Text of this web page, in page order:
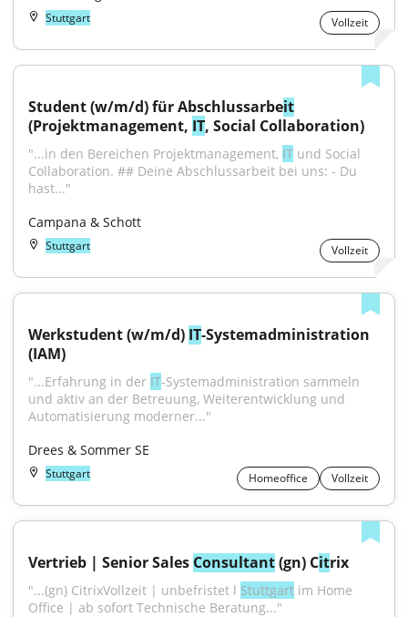
Stuttgart Vollzeit
Student (w/m/d) für Abschlussarbeit
(Projektmanagement, IT, Social Collaboration)
"...in den Bereichen Projektmanagement, IT und Social
Collaboration. ## Deine Abschlussarbeit bei uns: - Du
hast..."
Campana & Schott
Stuttgart Vollzeit
Werkstudent (w/m/d) IT-Systemadministration
(IAM)
"...Erfahrung in der IT-Systemadministration sammeln
und aktiv an der Betreuung, Weiterentwicklung und
Automatisierung moderner..."
Drees & Sommer SE
Stuttgart Homeoffice Vollzeit
Vertrieb | Senior Sales Consultant (gn) Citrix
"...(gn) CitrixVollzeit | unbefristet l Stuttgart im Home
Office | ab sofort Technische Beratung..."